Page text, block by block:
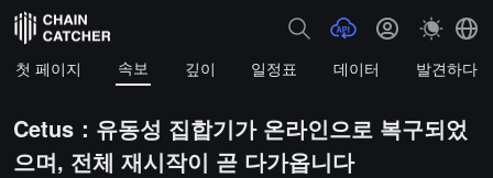
첫 페이지 속보 깊이 일정표 데이터 발견하다
Cetus：유동성 집합기가 온라인으로 복구되었
으며, 전체 재시작이 곧 다가옵니다